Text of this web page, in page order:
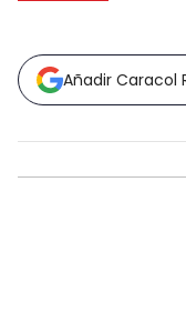
Añadir Caracol